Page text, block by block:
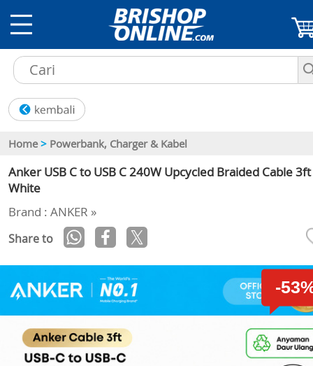
Home > Powerbank, Charger & Kabel
Anker USB C to USB C 240W Upcycled Braided Cable 3ft
White
Brand : ANKER »
Share to
-